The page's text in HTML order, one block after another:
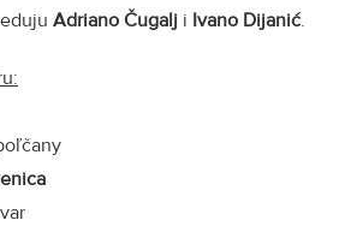
Adriano Čugalj i Ivano Dijanić.